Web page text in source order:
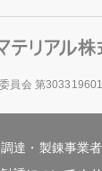
員会 第
達・製錬事業